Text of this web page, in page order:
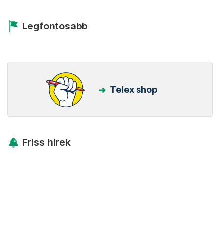
Legfontosabb
Telex shop
Friss hírek